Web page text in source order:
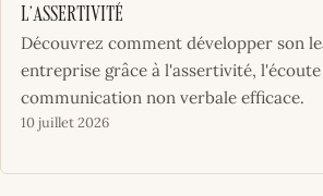
l’assertivité
Découvrez comment développer son
entreprise grâce à l'assertivité,
communication non verbale efficace.
10 juillet 2026